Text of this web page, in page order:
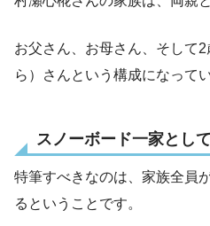
お父さん、お母さん、そして
ら）さんという構成になってい
スノーボード一家とし
特筆すべきなのは、家族全員
るということです。